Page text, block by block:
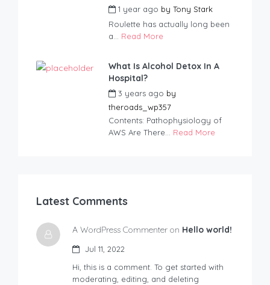
1 year ago by Tony Stark
Roulette has actually long been
a... Read More
What Is Alcohol Detox In A
Hospital?
3 years ago by
theroads_wp357
Contents: Pathophysiology of
AWS Are There... Read More
Latest Comments
A WordPress Commenter on Hello world!
Jul 11, 2022
Hi, this is a comment. To get started with
moderating, editing, and deleting